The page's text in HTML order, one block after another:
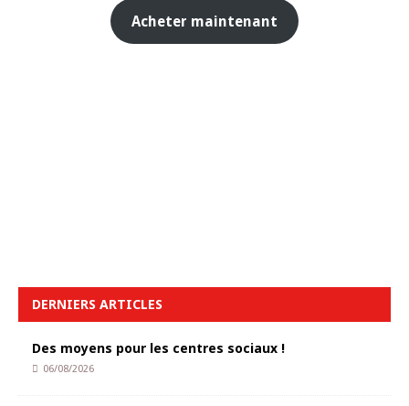
Acheter maintenant
DERNIERS ARTICLES
Des moyens pour les centres sociaux !
06/08/2026